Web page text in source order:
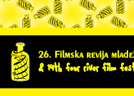
26. Filmska revija
& 14th four river film
početna
o
festivalu